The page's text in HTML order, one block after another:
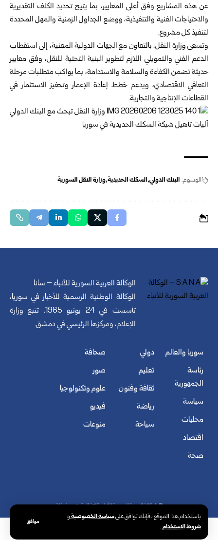
باستخدام هذا الموقع ، فإنك توافق علىسياسة الخصوصيةو
شروط الاستخدام.
موافق
عن هذه المشاريع وفق أعلى المعايير، بما يتيح تحديد الكلف التقديرية
والاحتياجات الفنية والتنفيذية، ووضع الجداول الزمنية والمهل المحددة
لتنفيذ كل مشروع.
وتسعى وزارة النقل، بالتعاون مع الجهات الدولية المعنية، إلى استقطاب
الدعم الفني والتمويلي اللازم لتطوير البنية التحتية للنقل، وفق معايير
حديثة تضمن الكفاءة والسلامة والاستدامة، بما يواكب متطلبات مرحلة
التعافي الاقتصادي، ويدعم خطط إعادة الإعمار وتحفيز الاستثمار في
القطاعات الإنتاجية والتجارية.
الوسوم: البنك الدولي السكك الحديدية وزارة النقل السورية
الوكالة العربية السورية للأنباء – سانا
الوكالة الوطنية الرسمية للأخبار في سوريا،
تأسست في 24 يونيو 1965. تتبع وزارة
الإعلام، ومركزها الرئيسي في دمشق.
سوريا والعالم
رئاسة
الجمهورية
سياسة
محليات
اقتصاد
صحة
دولي
تعليم
ثقافة وفنون
رياضة
سياحة
صحافة
صور
علوم وتكنولوجيا
فيديو
منوعات
© الوكالة العربية السورية للأنباء. كافة الحقوق محفوظة.